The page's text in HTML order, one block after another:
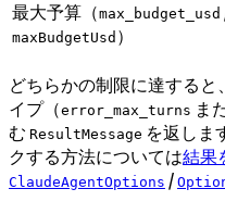
最大予算（max_budget_usd
maxBudgetUsd ）
どちらかの制限に達すると
イプ（error_max_turns ま
む ResultMessage を返しま
クする方法については結果
ClaudeAgentOptions /